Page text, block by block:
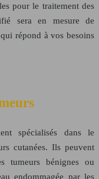
pour le traitement des
sera en mesure de
répond à vos besoins
spécialisés dans le
cutanées. Ils peuvent
tumeurs bénignes ou
endommagée par les